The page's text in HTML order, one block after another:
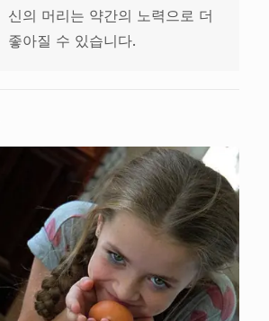
신의 머리는 약간의 노력으로 더
좋아질 수 있습니다.